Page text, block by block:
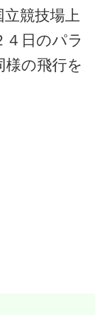
競技場上
４日のパラ
様の飛行を